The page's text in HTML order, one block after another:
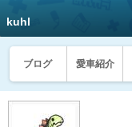
kuhl
ブログ 愛車紹介